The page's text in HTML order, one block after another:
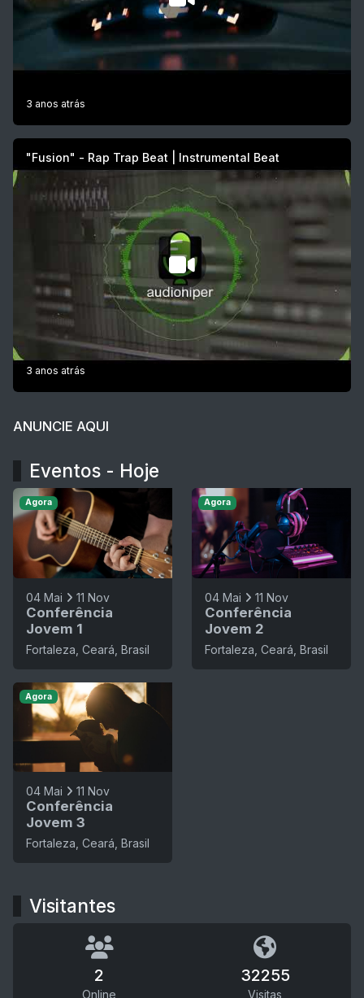
3 anos atrás
"Fusion" - Rap Trap Beat | Instrumental Beat
3 anos atrás
ANUNCIE AQUI
Eventos - Hoje
04 Mai 11 Nov
Conferência
Jovem 1
Fortaleza, Ceará, Brasil
Agora
04 Mai 11 Nov
Conferência
Jovem 2
Fortaleza, Ceará, Brasil
Agora
04 Mai 11 Nov
Conferência
Jovem 3
Fortaleza, Ceará, Brasil
Agora
Visitantes
2
Online
32255
Visitas